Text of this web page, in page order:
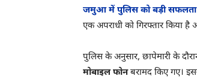
जमुआ में पुलिस को बड़ी
एक अपराधी को गिरफ्तार किया
पुलिस के अनुसार, छापेमारी के
मोबाइल फोनबरामद किए गए।